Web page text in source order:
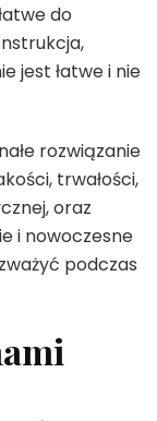
do
jest łatwe i nie
rozwiązanie
trwałości,
oraz
i nowoczesne
podczas